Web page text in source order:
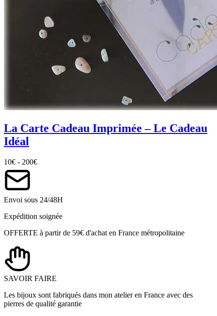
La Carte Cadeau Imprimée – Le Cadeau
Idéal
10€ - 200€
Envoi sous 24/48H
Expédition soignée
OFFERTE à partir de 59€ d'achat en France métropolitaine
SAVOIR FAIRE
Les bijoux sont fabriqués dans mon atelier en France avec des
pierres de qualité garantie